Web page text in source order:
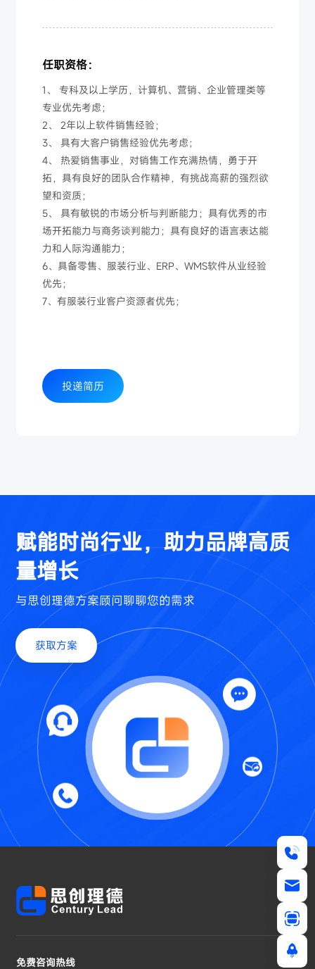
任职资格：
1、 专科及以上学历，计算机、营销、企业管理类等
专业优先考虑；
2、 2年以上软件销售经验；
3、 具有大客户销售经验优先考虑；
4、 热爱销售事业，对销售工作充满热情，勇于开
拓，具有良好的团队合作精神，有挑战高薪的强烈欲
望和资质；
5、 具有敏锐的市场分析与判断能力；具有优秀的市
场开拓能力与商务谈判能力；具有良好的语言表达能
力和人际沟通能力；
6、具备零售、服装行业、ERP、WMS软件从业经验
优先；
7、有服装行业客户资源者优先；
投递简历
赋能时尚行业，助力品牌高质
量增长
与思创理德方案顾问聊聊您的需求
获取方案
免费咨询热线